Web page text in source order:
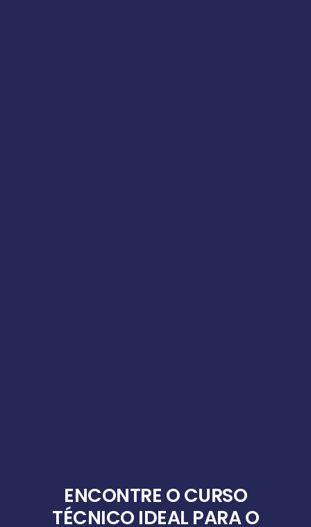
ENCONTRE O CURSO
TÉCNICO IDEAL PARA O